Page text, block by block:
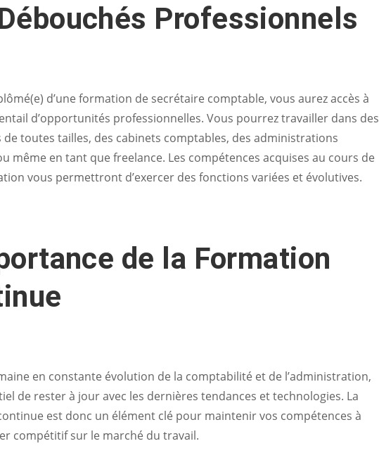
Professionnels
d’une formation de secrétaire comptable, vous aurez accès à
d’opportunités professionnelles. Vous pourrez travailler dans des
toutes tailles, des cabinets comptables, des administrations
même en tant que freelance. Les compétences acquises au cours de
vous permettront d’exercer des fonctions variées et évolutives.
de la Formation
en constante évolution de la comptabilité et de l’administration,
de rester à jour avec les dernières tendances et technologies. La
est donc un élément clé pour maintenir vos compétences à
compétitif sur le marché du travail.